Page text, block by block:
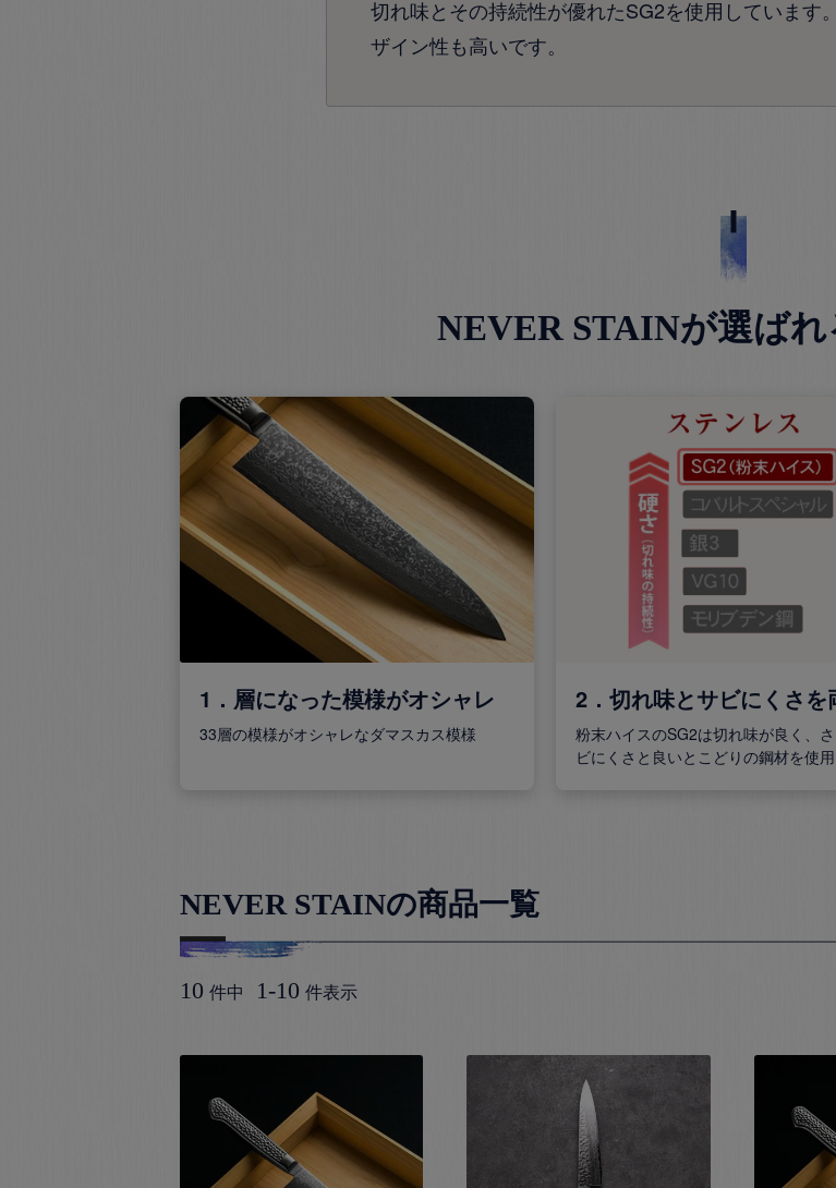
切れ味とその持続性が優れたSG2を使用しています
ザイン性も高いです。
NEVER STAINが選ば
1．層になった模様がオシャレ
33層の模様がオシャレなダマスカス模様
2．切れ味とサビにくさを
粉末ハイスのSG2は切れ味が良く、
ビにくさと良いとこどりの鋼材を使用
NEVER STAINの商品一覧
10 件中 1 -10 件表示